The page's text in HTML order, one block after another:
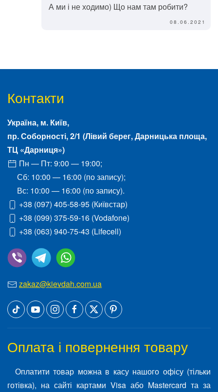
А ми і не ходимо) Що нам там робити?
08.06.2021
Контакти
Україна, м. Київ,
пр. Соборності, 2/1 (Лівий берег, Дарницька площа,
ТЦ «Дарниця»)
Пн — Пт: 9:00 — 19:00;
Сб: 10:00 — 16:00 (по запису);
Вс: 10:00 — 16:00 (по запису).
+38 (097) 405-58-95 (Київстар)
+38 (099) 375-59-16 (Vodafone)
+38 (063) 940-75-43 (Lifecell)
zakaz@kievdah.com.ua
Оплата і повернення товару
Оплатити товар можна в касу нашого офісу (тільки
готівка), на сайті картами Visa або Mastercard та за